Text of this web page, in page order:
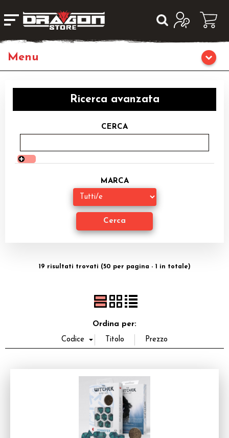
Giochi di Ruolo
Librigame
Editoria
Giochi di Carte Collezionabili
Accessori
Ricerca avanzata
CERCA
MARCA
19 risultati trovati (50 per pagina - 1 in totale)
Ordina per: